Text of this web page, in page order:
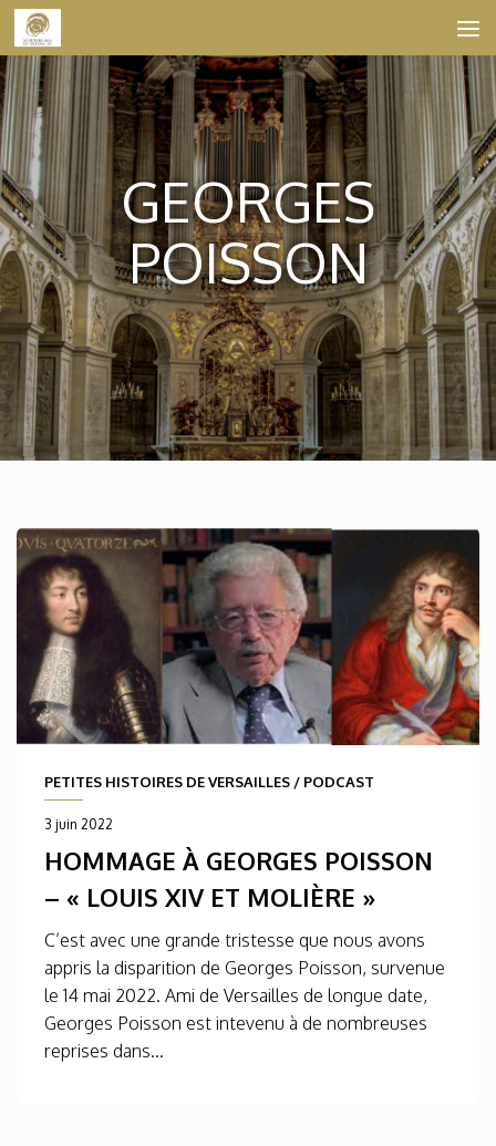
Skip to content
GEORGES
POISSON
PETITES HISTOIRES DE VERSAILLES / PODCAST
3 juin 2022
HOMMAGE À GEORGES POISSON
– « LOUIS XIV ET MOLIÈRE »
C’est avec une grande tristesse que nous avons
appris la disparition de Georges Poisson, survenue
le 14 mai 2022. Ami de Versailles de longue date,
Georges Poisson est intevenu à de nombreuses
reprises dans...